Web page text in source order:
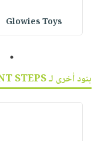
Glowies Toys
1
بنود أخرى لـ ELEPHANT STEPS :